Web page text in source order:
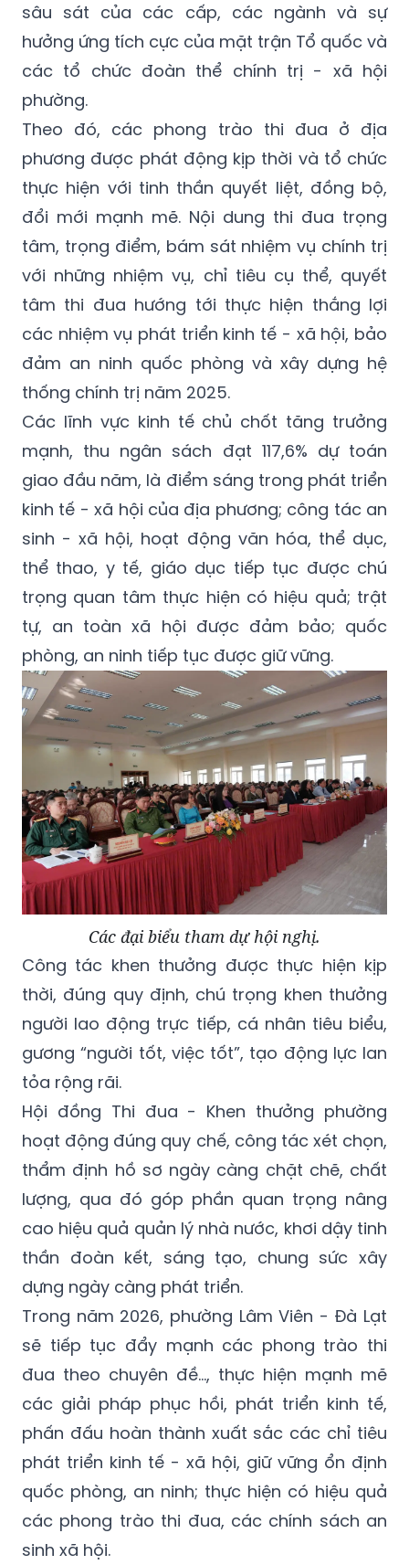
sâu sát của các cấp, các ngành và sự
hưởng ứng tích cực của mặt trận Tổ quốc và
các tổ chức đoàn thể chính trị - xã hội
phường.
Theo đó, các phong trào thi đua ở địa
phương được phát động kịp thời và tổ chức
thực hiện với tinh thần quyết liệt, đồng bộ,
đổi mới mạnh mẽ. Nội dung thi đua trọng
tâm, trọng điểm, bám sát nhiệm vụ chính trị
với những nhiệm vụ, chỉ tiêu cụ thể, quyết
tâm thi đua hướng tới thực hiện thắng lợi
các nhiệm vụ phát triển kinh tế - xã hội, bảo
đảm an ninh quốc phòng và xây dựng hệ
thống chính trị năm 2025.
Các lĩnh vực kinh tế chủ chốt tăng trưởng
mạnh, thu ngân sách đạt 117,6% dự toán
giao đầu năm, là điểm sáng trong phát triển
kinh tế - xã hội của địa phương; công tác an
sinh - xã hội, hoạt động văn hóa, thể dục,
thể thao, y tế, giáo dục tiếp tục được chú
trọng quan tâm thực hiện có hiệu quả; trật
tự, an toàn xã hội được đảm bảo; quốc
phòng, an ninh tiếp tục được giữ vững.
Các đại biểu tham dự hội nghị.
Công tác khen thưởng được thực hiện kịp
thời, đúng quy định, chú trọng khen thưởng
người lao động trực tiếp, cá nhân tiêu biểu,
gương “người tốt, việc tốt”, tạo động lực lan
tỏa rộng rãi.
Hội đồng Thi đua - Khen thưởng phường
hoạt động đúng quy chế, công tác xét chọn,
thẩm định hồ sơ ngày càng chặt chẽ, chất
lượng, qua đó góp phần quan trọng nâng
cao hiệu quả quản lý nhà nước, khơi dậy tinh
thần đoàn kết, sáng tạo, chung sức xây
dựng ngày càng phát triển.
Trong năm 2026, phường Lâm Viên - Đà Lạt
sẽ tiếp tục đẩy mạnh các phong trào thi
đua theo chuyên đề…, thực hiện mạnh mẽ
các giải pháp phục hồi, phát triển kinh tế,
phấn đấu hoàn thành xuất sắc các chỉ tiêu
phát triển kinh tế - xã hội, giữ vững ổn định
quốc phòng, an ninh; thực hiện có hiệu quả
các phong trào thi đua, các chính sách an
sinh xã hội.